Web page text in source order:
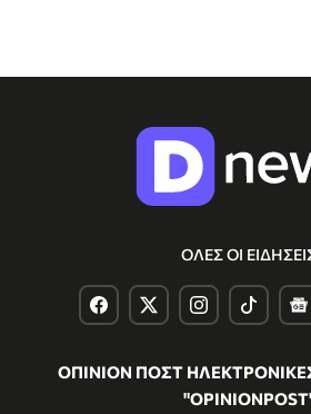
ΟΛΕΣ ΟΙ
ΟΠΙΝΙΟΝ ΠΟΣΤ